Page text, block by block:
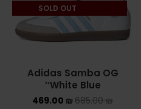
SOLD OUT
Adidas Samba OG
‘White Blue’
685.00₪
469.00 ₪